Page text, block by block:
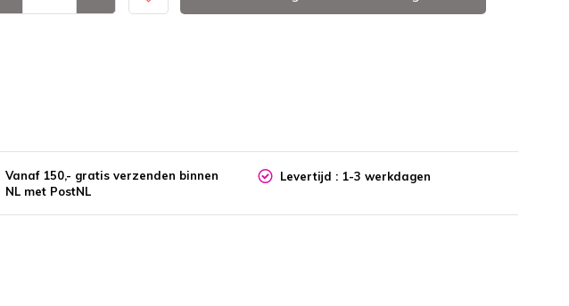
Vanaf 150,- gratis verzenden binnen
NL met PostNL
Levertijd : 1-3 werkdagen